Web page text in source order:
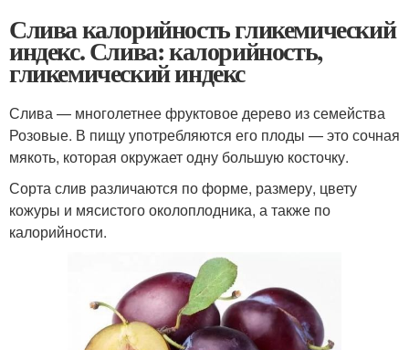
Слива калорийность гликемический
индекс. Слива: калорийность,
гликемический индекс
Слива — многолетнее фруктовое дерево из семейства
Розовые. В пищу употребляются его плоды — это сочная
мякоть, которая окружает одну большую косточку.
Сорта слив различаются по форме, размеру, цвету
кожуры и мясистого околоплодника, а также по
калорийности.